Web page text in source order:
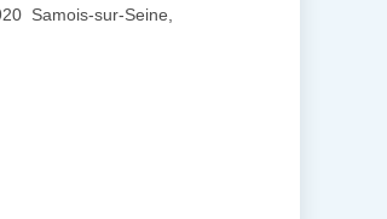
Samois-sur-Seine,